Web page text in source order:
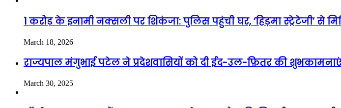
1 करोड़ के इनामी नक्सली पर शिकंजा: पुलिस पहुंची घर, ‘हिड़मा स्ट्रेटेजी’ से
March 18, 2026
राज्यपाल मंगुभाई पटेल ने प्रदेशवासियों को दी ईद-उल-फ़ितर की
March 30, 2025